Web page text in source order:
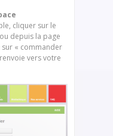
cliquer sur le
depuis la page
sur « commander
vers votre